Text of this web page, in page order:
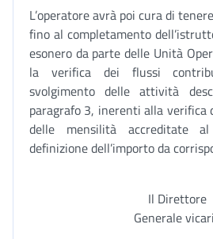
L’operatore avrà poi cura di
fino al completamento
esonero da parte delle Unità
la verifica dei flussi
svolgimento delle attività
paragrafo 3, inerenti alla
delle mensilità accreditate
definizione dell’importo da
Il Direttore
Generale